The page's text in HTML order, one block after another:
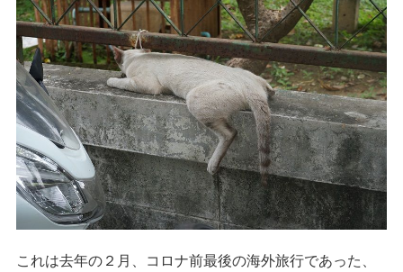
これは去年の２月、コロナ前最後の海外旅行であった、